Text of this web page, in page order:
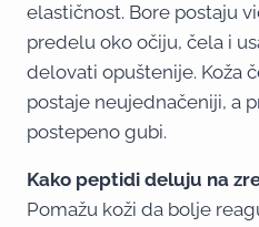
elastičnost. Bore postaju
predelu oko očiju, čela i
delovati opuštenije. Koža
postaje neujednačeniji, a
postepeno gubi.
Kako peptidi deluju na
Pomažu koži da bolje